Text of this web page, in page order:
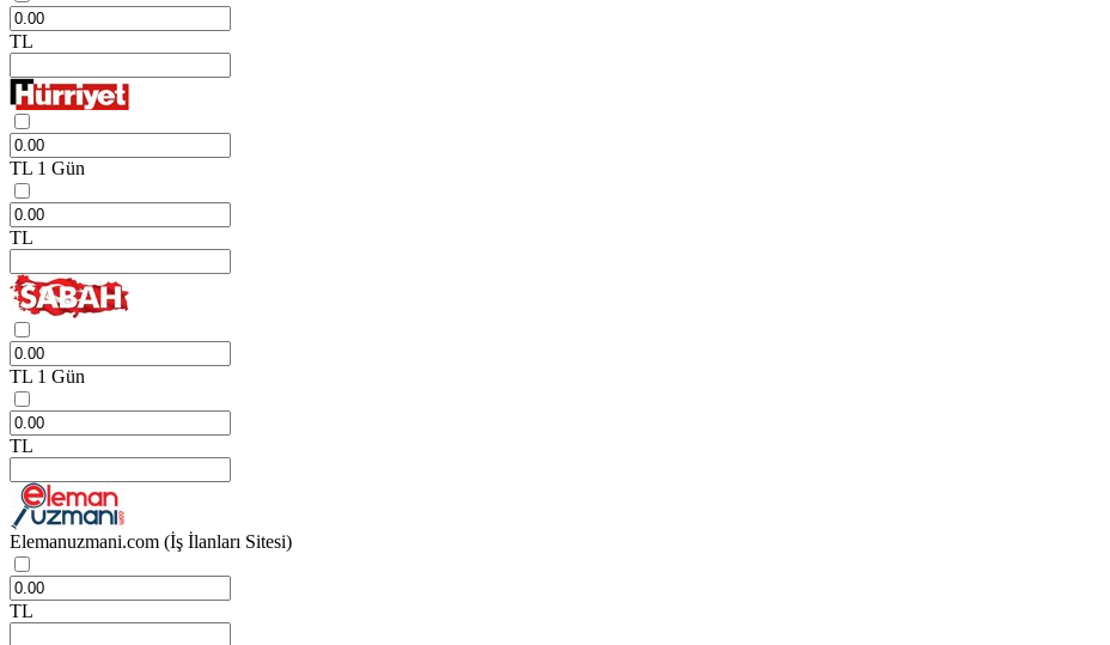
TL
TL 1 Gün
TL
TL 1 Gün
TL
Elemanuzmani.com (İş İlanları Sitesi)
TL